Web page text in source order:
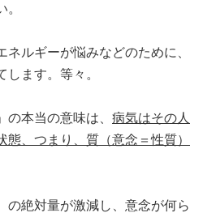
ネルギーが悩みなどのために、
ます。等々。
」の本当の意味は、 病気はその人
、つまり、 質（意念＝性質）
絶対量が激減し、意念が何ら